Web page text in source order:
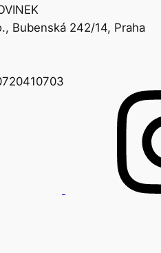
Bubenská 242/14, Praha